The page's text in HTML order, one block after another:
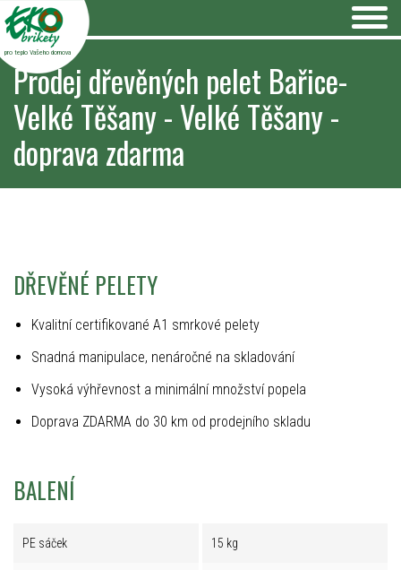
pro teplo Vašeho domova
Prodej dřevěných pelet Bařice-
Velké Těšany - Velké Těšany -
doprava zdarma
DŘEVĚNÉ PELETY
Kvalitní certifikované A1 smrkové pelety
Snadná manipulace, nenáročné na skladování
Vysoká výhřevnost a minimální množství popela
Doprava ZDARMA do 30 km od prodejního skladu
BALENÍ
PE sáček 15 kg